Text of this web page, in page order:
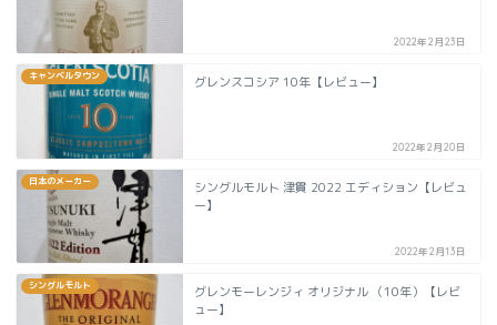
2022年2月23日
キャンベルタウン グレンスコシア 10年【レビュー】
2022年2月20日
日本のメーカー
シングルモルト 津貫 2022 エディション【レビュ
ー】
2022年2月13日
シングルモルト
グレンモーレンジィ オリジナル （10年）【レビ
ュー】